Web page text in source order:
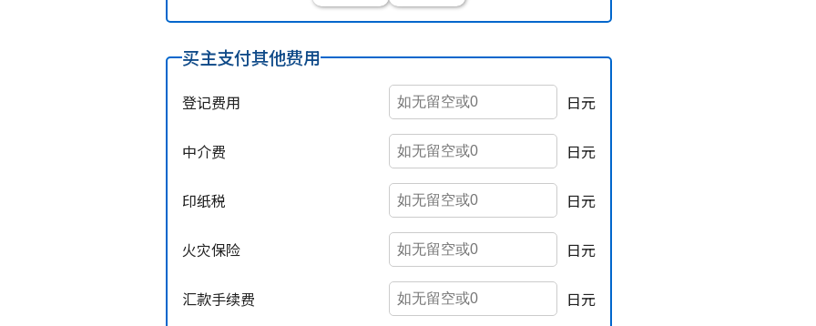
买主支付其他费用
登记费用 日元
中介费 日元
印纸税 日元
火灾保险 日元
汇款手续费 日元